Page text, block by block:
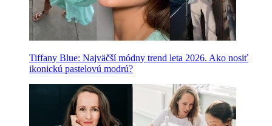
Tiffany Blue: Najväčší módny trend leta 2026. Ako nosiť
ikonickú pastelovú modrú?